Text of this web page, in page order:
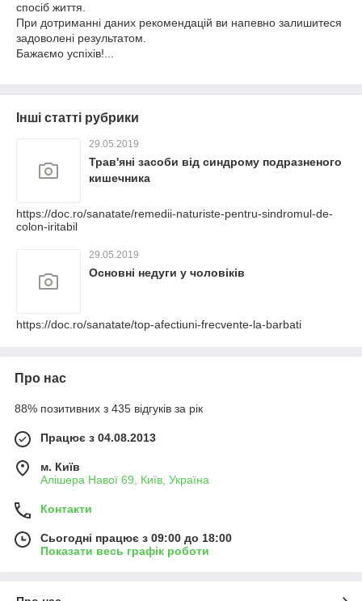
спосіб життя.
При дотриманні даних рекомендацій ви напевно залишитеся
задоволені результатом.
Бажаємо успіхів!...
Інші статті рубрики
29.05.2019
Трав'яні засоби від синдрому подразненого
кишечника
https://doc.ro/sanatate/remedii-naturiste-pentru-sindromul-de-
colon-iritabil
29.05.2019
Основні недуги у чоловіків
https://doc.ro/sanatate/top-afectiuni-frecvente-la-barbati
Про нас
88% позитивних з 435 відгуків за рік
Працює з 04.08.2013
м. Київ
Алішера Навої 69, Київ, Україна
Контакти
Сьогодні працює з 09:00 до 18:00
Показати весь графік роботи